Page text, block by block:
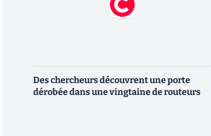
Des chercheurs découvrent une porte
dérobée dans une vingtaine de routeurs